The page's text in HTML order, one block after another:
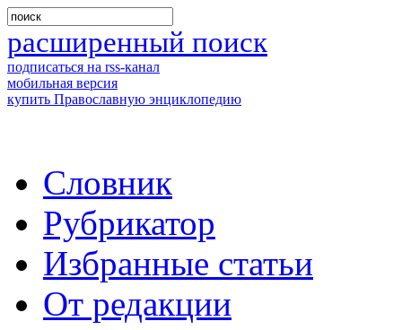
расширенный поиск
подписаться на rss-канал
мобильная версия
купить Православную энциклопедию
Словник
Рубрикатор
Избранные статьи
От редакции